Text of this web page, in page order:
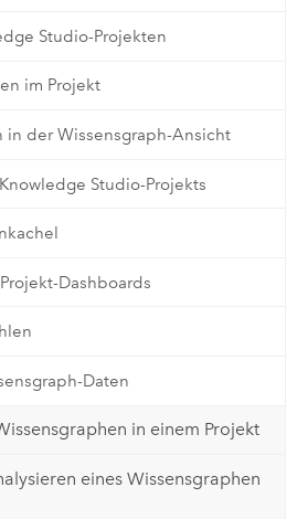
Studio-Projekten
im Projekt
in der Wissensgraph-Ansicht
Studio-Projekts
Dashboards
Daten
in einem Projekt
eines Wissensgraphen